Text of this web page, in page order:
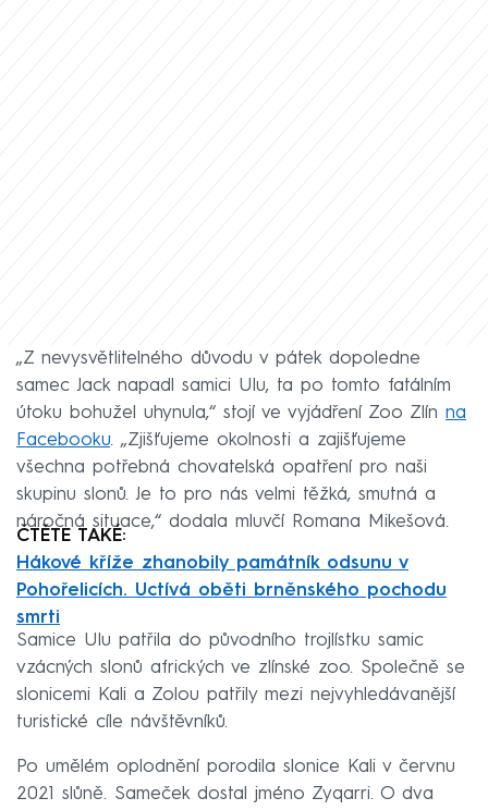
„Z nevysvětlitelného důvodu v pátek dopoledne
samec Jack napadl samici Ulu, ta po tomto fatálním
útoku bohužel uhynula,“ stojí ve vyjádření Zoo Zlín na
Facebooku. „Zjišťujeme okolnosti a zajišťujeme
všechna potřebná chovatelská opatření pro naši
skupinu slonů. Je to pro nás velmi těžká, smutná a
náročná situace,“ dodala mluvčí Romana Mikešová.
ČTĚTE TAKÉ:
Hákové kříže zhanobily památník odsunu v
Pohořelicích. Uctívá oběti brněnského pochodu
smrti
Samice Ulu patřila do původního trojlístku samic
vzácných slonů afrických ve zlínské zoo. Společně se
slonicemi Kali a Zolou patřily mezi nejvyhledávanější
turistické cíle návštěvníků.
Po umělém oplodnění porodila slonice Kali v červnu
2021 slůně. Sameček dostal jméno Zyqarri. O dva